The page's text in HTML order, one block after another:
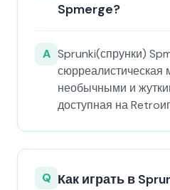
Spmerge?
A Sprunki(спрунки)
сюрреалистическая
необычными и
доступная на
Q Как играть в